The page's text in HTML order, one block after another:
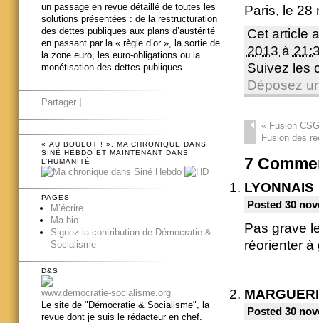
Paris, le 28
Cet article
2013 à
Suivez les
Déposez
«Fusion
Fusion des
7
LYONNAIS
Posted 30
Pas grave
réorienter
Posted 30
un passage en revue détaillé de toutes les
solutions présentées : de la restructuration
des dettes publiques aux plans d’austérité
en passant par la « règle d’or », la sortie de
la zone euro, les euro-obligations ou la
monétisation des dettes publiques.
Partager
« AU BOULOT ! », MA CHRONIQUE DANS
SINÉ HEBDO ET MAINTENANT DANS
L’HUMANITÉ
PAGES
M’écrire
Ma bio
Signez la contribution de Démocratie &
Socialisme
D&S
www.democratie-socialisme.org
Le site de "Démocratie & Socialisme", la
revue dont je suis le rédacteur en chef.